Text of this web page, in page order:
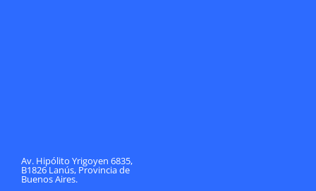
Av. Hipólito Yrigoyen 6835,
B1826 Lanús, Provincia de
Buenos Aires.